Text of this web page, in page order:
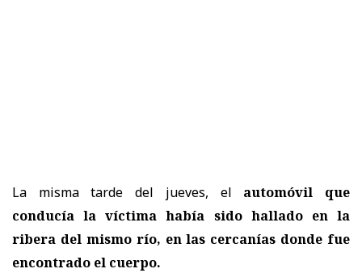
La misma tarde del jueves, el automóvil que
conducía la víctima había sido hallado en la
ribera del mismo río, en las cercanías donde fue
encontrado el cuerpo.